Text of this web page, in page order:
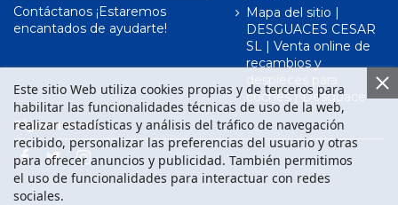
Contáctanos ¡Estaremos
encantados de ayudarte!
Mapa del sitio |
DESGUACES CESAR
SL | Venta online de
recambios y
despieces para
coches | Desguace
Este sitio Web utiliza cookies propias y de terceros para
habilitar las funcionalidades técnicas de uso de la web,
realizar estadísticas y análisis del tráfico de navegación
recibido, personalizar las preferencias del usuario y otras
para ofrecer anuncios y publicidad. También permitimos
el uso de funcionalidades para interactuar con redes
sociales.
Síguenos en